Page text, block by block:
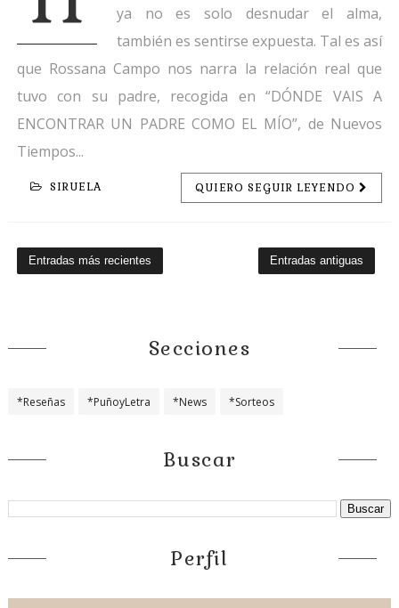
ya no es solo desnudar el alma,
también es sentirse expuesta. Tal es así
que Rossana Campo nos narra la relación real que
tuvo con su padre, recogida en “DÓNDE VAIS A
ENCONTRAR UN PADRE COMO EL MÍO”, de Nuevos
Tiempos...
SIRUELA QUIERO SEGUIR LEYENDO
Entradas más recientes Entradas antiguas
Secciones
*Reseñas *PuñoyLetra *News *Sorteos
Buscar
Perfil